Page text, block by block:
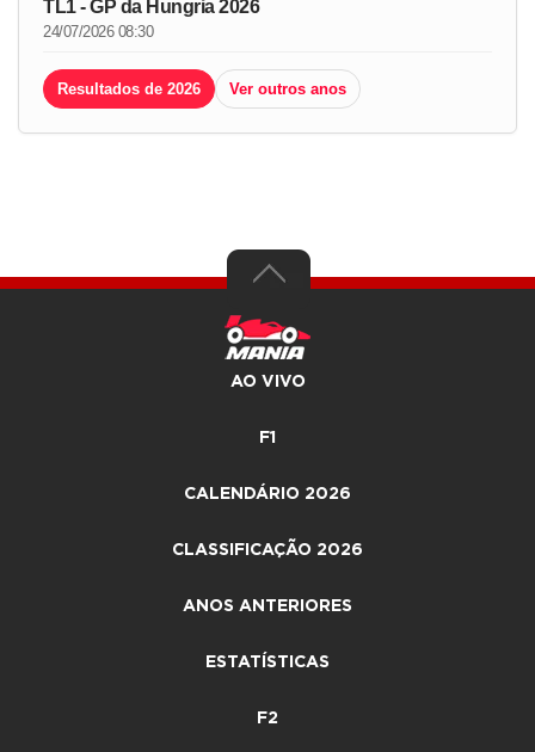
TL1 - GP da Hungria 2026
24/07/2026 08:30
Resultados de 2026 Ver outros anos
AO VIVO
F1
CALENDÁRIO 2026
CLASSIFICAÇÃO 2026
ANOS ANTERIORES
ESTATÍSTICAS
F2